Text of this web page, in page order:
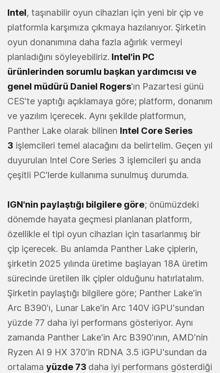
Intel, taşınabilir oyun cihazları için yeni bir çip ve
platformla karşımıza çıkmaya hazılanıyor. Şirketin
oyun donanımına daha fazla ağırlık vermeyi
planladığını söyleyebiliriz. Intel'in PC
ürünlerinden sorumlu başkan yardımcısı ve
genel müdürü Daniel Rogers'ın Pazartesi günü
CES'te yaptığı açıklamaya göre; platform, donanım
ve yazılım içerecek. Aynı şekilde platformun,
Panther Lake olarak bilinen Intel Core Series
3 işlemcileri temel alacağını da belirtelim. Geçen yıl
duyurulan Intel Core Series 3 işlemcileri şu anda
çeşitli PC'lerde kullanıma sunulmuş durumda.
IGN'nin paylaştığı bilgilere göre; önümüzdeki
dönemde hayata geçmesi planlanan platform,
özellikle el tipi oyun cihazları için tasarlanmış bir
çip içerecek. Bu anlamda Panther Lake çiplerin,
şirketin 2025 yılında üretime başlayan 18A üretim
sürecinde üretilen ilk çipler olduğunu hatırlatalım.
Şirketin paylaştığı bilgilere göre; Panther Lake'in
Arc B390'ı, Lunar Lake'in Arc 140V iGPU'sundan
yüzde 77 daha iyi performans gösteriyor. Aynı
zamanda Panther Lake'in Arc B390'ının, AMD'nin
Ryzen AI 9 HX 370'in RDNA 3.5 iGPU'sundan da
ortalama yüzde 73 daha iyi performans gösterdiği